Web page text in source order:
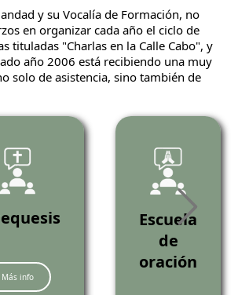
y su Vocalía de Formación, no
en organizar cada año el ciclo de
tituladas "Charlas en la Calle Cabo", y
año 2006 está recibiendo una muy
solo de asistencia, sino también de
Más info
Escuela
de
oración